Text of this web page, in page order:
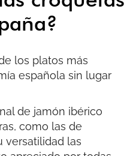
los platos más
española sin lugar
de jamón ibérico
como las de
versatilidad las